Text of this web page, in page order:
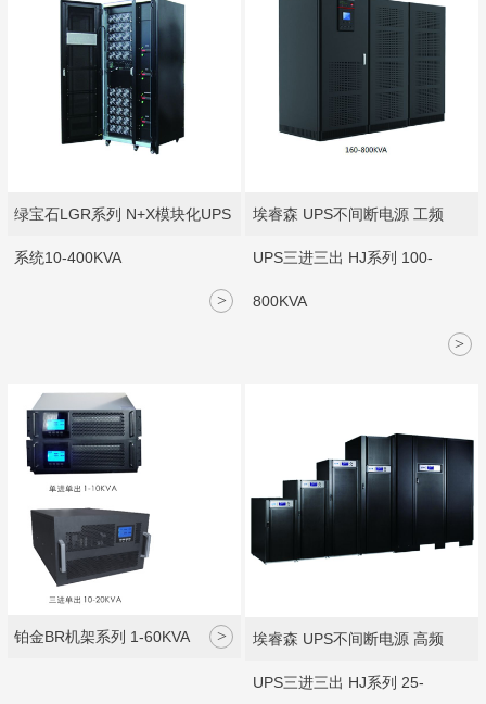
绿宝石LGR系列 N+X模块化UPS
系统10-400KVA
>
埃睿森 UPS不间断电源 工频
UPS三进三出 HJ系列 100-
800KVA
>
铂金BR机架系列 1-60KVA > 埃睿森 UPS不间断电源 高频
UPS三进三出 HJ系列 25-